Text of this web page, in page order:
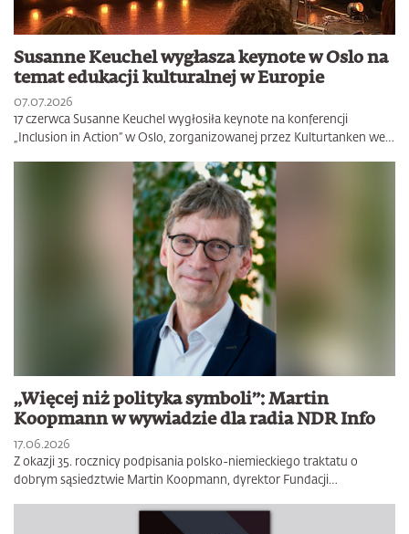
Susanne Keuchel wygłasza keynote w Oslo na
temat edukacji kulturalnej w Europie
07.07.2026
17 czerwca Susanne Keuchel wygłosiła keynote na konferencji
„Inclusion in Action” w Oslo, zorganizowanej przez Kulturtanken we…
„Więcej niż polityka symboli”: Martin
Koopmann w wywiadzie dla radia NDR Info
17.06.2026
Z okazji 35. rocznicy podpisania polsko-niemieckiego traktatu o
dobrym sąsiedztwie Martin Koopmann, dyrektor Fundacji…